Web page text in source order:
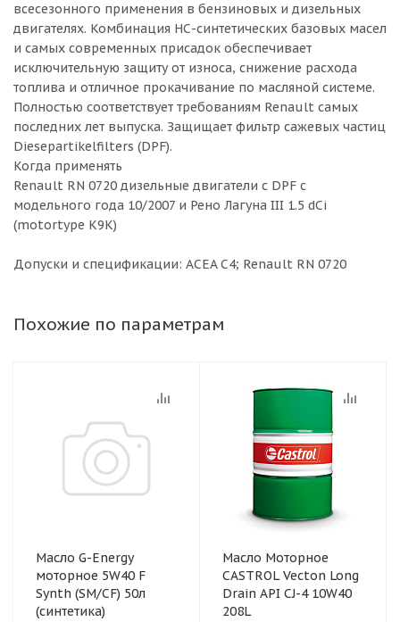
всесезонного применения в бензиновых и дизельных
двигателях. Комбинация НС-синтетических базовых масел
и самых современных присадок обеспечивает
исключительную защиту от износа, снижение расхода
топлива и отличное прокачивание по масляной системе.
Полностью соответствует требованиям Renault самых
последних лет выпуска. Защищает фильтр сажевых частиц
Diesepartikelfilters (DPF).
Когда применять
Renault RN 0720 дизельные двигатели с DPF с
модельного года 10/2007 и Рено Лагуна III 1.5 dCi
(motortype K9K)
Допуски и спецификации: ACEA C4; Renault RN 0720
Похожие по параметрам
Масло G-Energy
моторное 5W40 F
Synth (SM/CF) 50л
(синтетика)
Масло Моторное
CASTROL Vecton Long
Drain API CJ-4 10W40
208L